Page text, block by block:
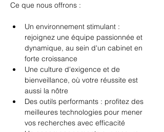
Ce que nous offrons :
Un environnement stimulant :
rejoignez une équipe passionnée et
dynamique, au sein d'un cabinet en
forte croissance
Une culture d'exigence et de
bienveillance, où votre réussite est
aussi la nôtre
Des outils performants : profitez des
meilleures technologies pour mener
vos recherches avec efficacité